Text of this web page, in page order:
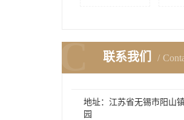
联系我们
C
地址：江苏省无锡市阳山
园